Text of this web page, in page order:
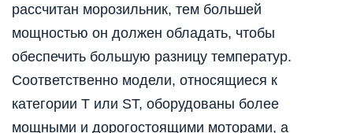
рассчитан морозильник, тем большей
мощностью он должен обладать, чтобы
обеспечить большую разницу температур.
Соответственно модели, относящиеся к
категории T или ST, оборудованы более
мощными и дорогостоящими моторами, а